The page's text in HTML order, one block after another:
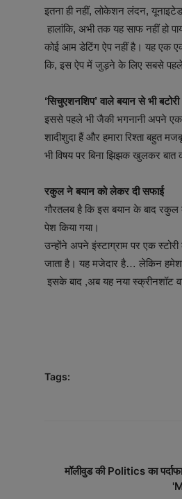
इतना ही नहीं, लोकेशन लंदन,
हालांकि, अभी तक यह साफ नहीं हो
कोई आम डेटिंग ऐप नहीं है। यह एक
कि, इस ऐप में जुड़ने के लिए सबसे पहले
‘सिचुएशनशिप’ वाले बयान से भी बटोरी
इससे पहले भी जैकी भगनानी अपने
शादीशुदा हैं और हमारा रिश्ता
भी विषय पर बिना झिझक खुलकर
रकुल ने बयान को लेकर दी सफाई
गौरतलब है कि इस बयान के बाद
पेश किया गया।
उन्होंने अपने इंस्टाग्राम पर एक
जाता है। यह मजेदार है… लेकिन
इसके बाद ,अब यह नया स्क्रीनशॉट
Tags:
मॉलीवुड की Politics का